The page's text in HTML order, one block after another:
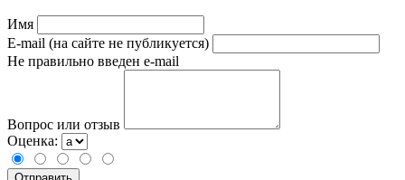
Имя
E-mail (на сайте не публикуется)
Не правильно введен e-mail
Вопрос или отзыв
Оценка: